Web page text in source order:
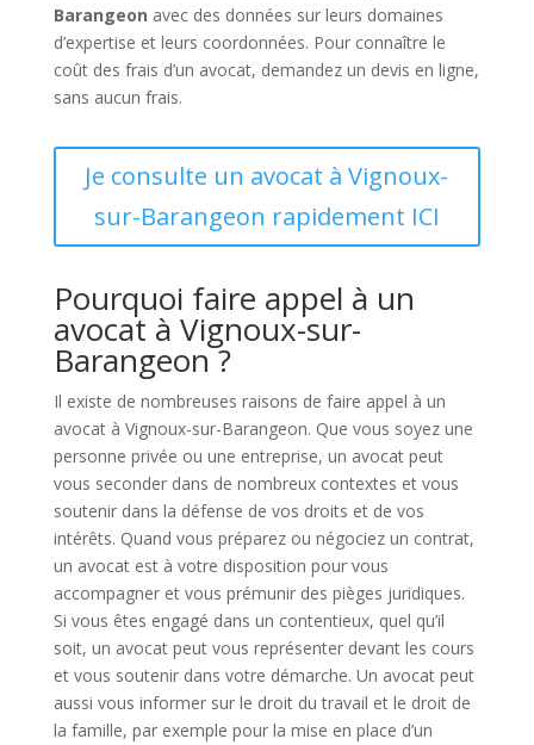
Barangeon avec des données sur leurs domaines
d’expertise et leurs coordonnées. Pour connaître le
coût des frais d’un avocat, demandez un devis en ligne,
sans aucun frais.
Je consulte un avocat à Vignoux-
sur-Barangeon rapidement ICI
Pourquoi faire appel à un
avocat à Vignoux-sur-
Barangeon ?
Il existe de nombreuses raisons de faire appel à un
avocat à Vignoux-sur-Barangeon. Que vous soyez une
personne privée ou une entreprise, un avocat peut
vous seconder dans de nombreux contextes et vous
soutenir dans la défense de vos droits et de vos
intérêts. Quand vous préparez ou négociez un contrat,
un avocat est à votre disposition pour vous
accompagner et vous prémunir des pièges juridiques.
Si vous êtes engagé dans un contentieux, quel qu’il
soit, un avocat peut vous représenter devant les cours
et vous soutenir dans votre démarche. Un avocat peut
aussi vous informer sur le droit du travail et le droit de
la famille, par exemple pour la mise en place d’un